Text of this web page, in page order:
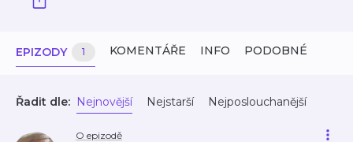
EPIZODY 1 KOMENTÁŘE INFO PODOBNÉ
Řadit dle: Nejnovější Nejstarší Nejposlouchanější
O epizodě